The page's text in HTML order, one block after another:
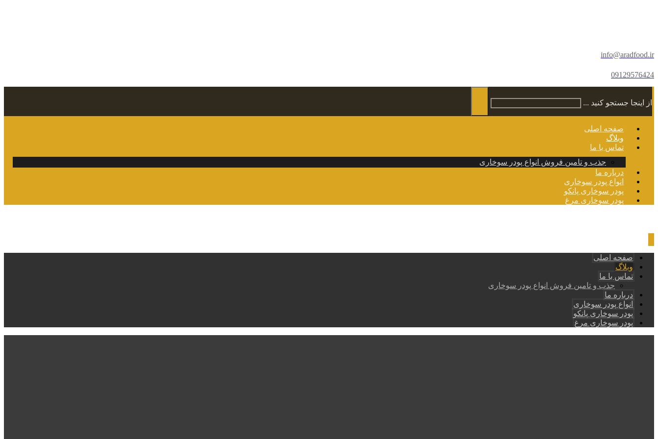
info@aradfood.ir
09129576424
از اینجا جستجو کنید ...
صفحه اصلی
وبلاگ
تماس با ما
جذب و تامین فروش انواع پودر سوخاری
درباره ما
انواع پودر سوخاری
پودر سوخاری پانکو
پودر سوخاری مرغ
صفحه اصلی
وبلاگ
تماس با ما
جذب و تامین فروش انواع پودر سوخاری
درباره ما
انواع پودر سوخاری
پودر سوخاری پانکو
پودر سوخاری مرغ